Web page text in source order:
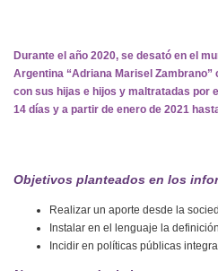
Durante el año 2020, se desató en el
Argentina “Adriana Marisel
con sus hijas e hijos y maltratadas por
14 días y a partir de enero de 2021
Objetivos planteados en los
Realizar un aporte desde la
Instalar en el lenguaje la
Incidir en políticas públicas